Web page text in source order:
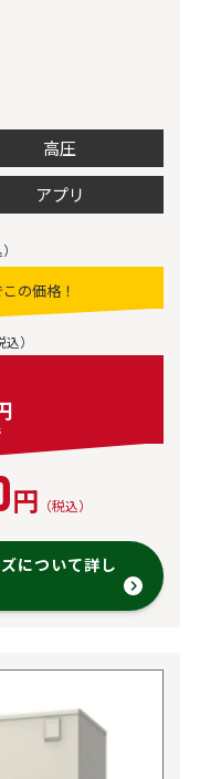
高圧
アプリ
の価格！
込）
円 （税込）
について詳し